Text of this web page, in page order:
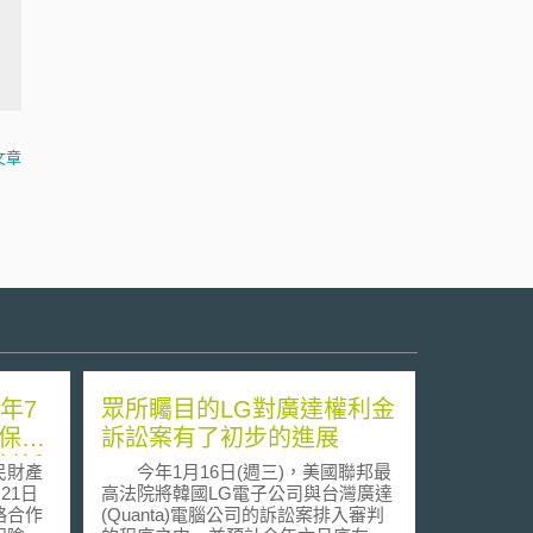
章
7
險
新
產
日
合作
眾所矚目的LG對廣達權利金
訴訟案有了初步的進展
今年1月16日(週三)，美國聯邦最
高法院將韓國LG電子公司與台灣廣達
(Quanta)電腦公司的訴訟案排入審判